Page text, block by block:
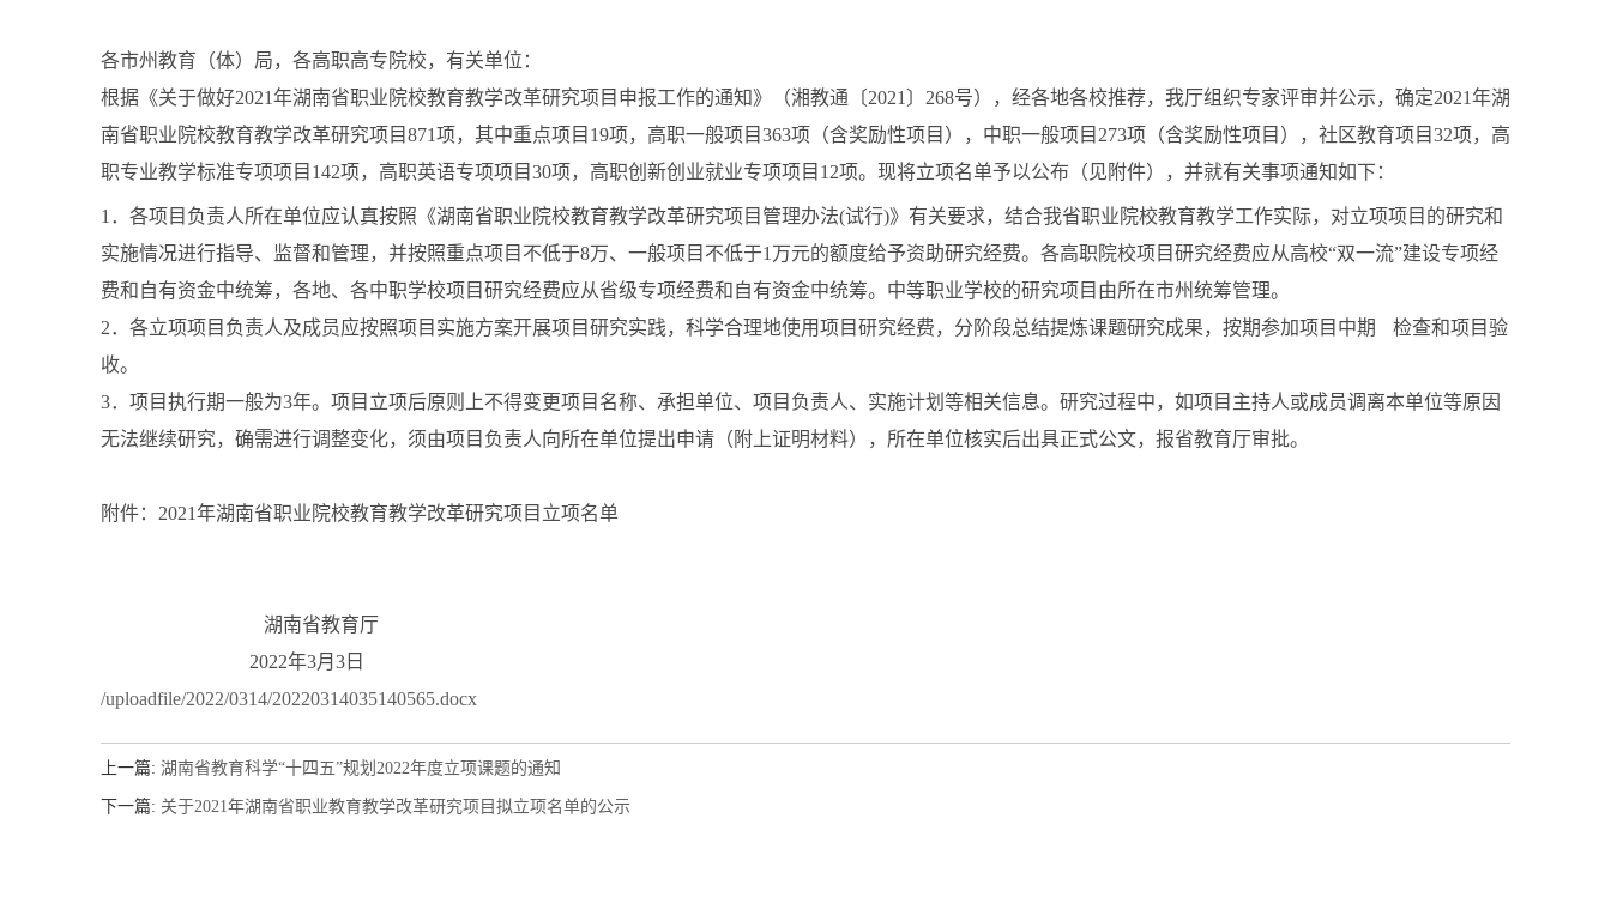
各市州教育（体）局，各高职高专院校，有关单位：
根据《关于做好2021年湖南省职业院校教育教学改革研究项目申报工作的通知》（湘教通〔2021〕268号），经各地各校推荐，我厅组织专家评审并公示，确定2021年湖
南省职业院校教育教学改革研究项目871项，其中重点项目19项，高职一般项目363项（含奖励性项目），中职一般项目273项（含奖励性项目），社区教育项目32项，高
职专业教学标准专项项目142项，高职英语专项项目30项，高职创新创业就业专项项目12项。现将立项名单予以公布（见附件），并就有关事项通知如下：
1．各项目负责人所在单位应认真按照《湖南省职业院校教育教学改革研究项目管理办法(试行)》有关要求，结合我省职业院校教育教学工作实际，对立项项目的研究和
实施情况进行指导、监督和管理，并按照重点项目不低于8万、一般项目不低于1万元的额度给予资助研究经费。各高职院校项目研究经费应从高校“双一流”建设专项经
费和自有资金中统筹，各地、各中职学校项目研究经费应从省级专项经费和自有资金中统筹。中等职业学校的研究项目由所在市州统筹管理。
2．各立项项目负责人及成员应按照项目实施方案开展项目研究实践，科学合理地使用项目研究经费，分阶段总结提炼课题研究成果，按期参加项目中期
检查和项目验
收。
3．项目执行期一般为3年。项目立项后原则上不得变更项目名称、承担单位、项目负责人、实施计划等相关信息。研究过程中，如项目主持人或成员调离本单位等原因
无法继续研究，确需进行调整变化，须由项目负责人向所在单位提出申请（附上证明材料），所在单位核实后出具正式公文，报省教育厅审批。
附件：2021年湖南省职业院校教育教学改革研究项目立项名单
湖南省教育厅
2022年3月3日
/uploadfile/2022/0314/20220314035140565.docx
上一篇: 湖南省教育科学“十四五”规划2022年度立项课题的通知
下一篇: 关于2021年湖南省职业教育教学改革研究项目拟立项名单的公示